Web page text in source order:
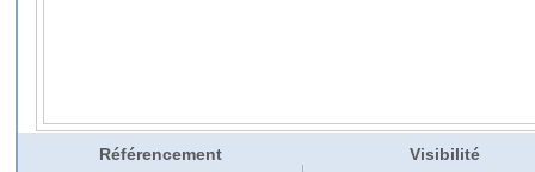
Référencement Visibilité